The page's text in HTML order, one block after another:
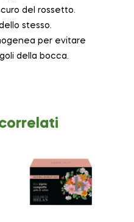
del rossetto.
stesso.
per evitare
della bocca.